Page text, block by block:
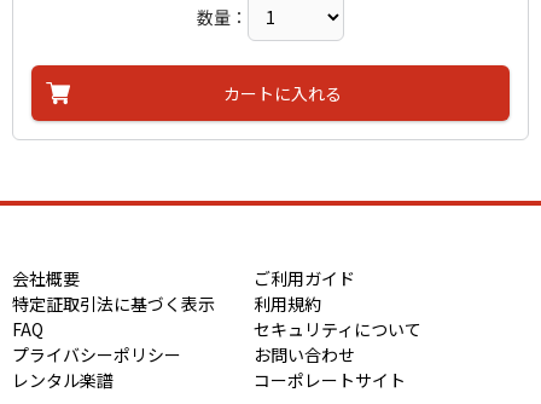
数量：
カートに入れる
会社概要
ご利用ガイド
特定証取引法に基づく表示
利用規約
FAQ
セキュリティについて
プライバシーポリシー
お問い合わせ
レンタル楽譜
コーポレートサイト